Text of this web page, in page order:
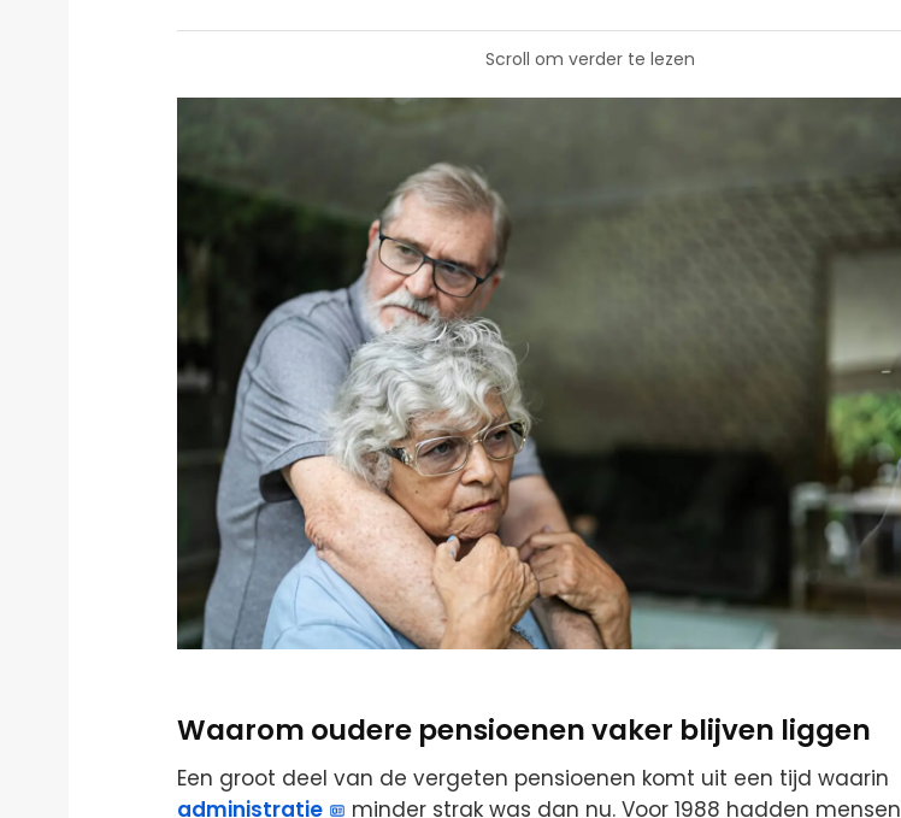
Scroll om verder te lezen
Waarom oudere pensioenen vaker blijven liggen
Een groot deel van de vergeten pensioenen komt uit een tijd waarin
administratie
minder strak was dan nu. Voor 1988 hadden mensen